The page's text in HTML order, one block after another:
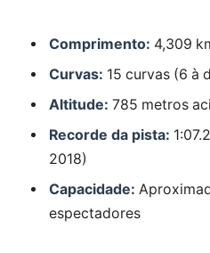
Comprimento: 4,309
Curvas: 15 curvas (6 à
Altitude: 785 metros
Recorde da pista:
2018)
Capacidade:
espectadores